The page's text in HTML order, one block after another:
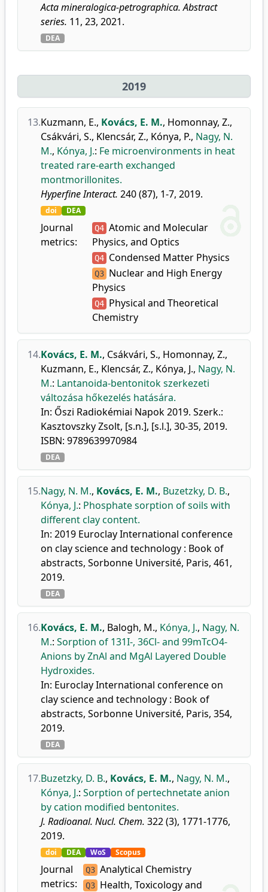
Acta mineralogica-petrographica. Abstract
series. 11, 23, 2021.
DEA
2019
13.Kuzmann, E., Kovács, E. M., Homonnay, Z.,
Csákvári, S., Klencsár, Z., Kónya, P., Nagy, N.
M., Kónya, J.: Fe microenvironments in heat
treated rare-earth exchanged
montmorillonites.
Hyperfine Interact. 240 (87), 1-7, 2019.
doi DEA
Journal
metrics:
Q4 Atomic and Molecular
Physics, and Optics
Q4 Condensed Matter Physics
Q3 Nuclear and High Energy
Physics
Q4 Physical and Theoretical
Chemistry
14.Kovács, E. M., Csákvári, S., Homonnay, Z.,
Kuzmann, E., Klencsár, Z., Kónya, J., Nagy, N.
M.: Lantanoida-bentonitok szerkezeti
változása hőkezelés hatására.
In: Őszi Radiokémiai Napok 2019. Szerk.:
Kasztovszky Zsolt, [s.n.], [s.l.], 30-35, 2019.
ISBN: 9789639970984
DEA
15.Nagy, N. M., Kovács, E. M., Buzetzky, D. B.,
Kónya, J.: Phosphate sorption of soils with
different clay content.
In: 2019 Euroclay International conference
on clay science and technology : Book of
abstracts, Sorbonne Université, Paris, 461,
2019.
DEA
16.Kovács, E. M., Balogh, M., Kónya, J., Nagy, N.
M.: Sorption of 131I-, 36Cl- and 99mTcO4-
Anions by ZnAl and MgAl Layered Double
Hydroxides.
In: Euroclay International conference on
clay science and technology : Book of
abstracts, Sorbonne Université, Paris, 354,
2019.
DEA
17.Buzetzky, D. B., Kovács, E. M., Nagy, N. M.,
Kónya, J.: Sorption of pertechnetate anion
by cation modified bentonites.
J. Radioanal. Nucl. Chem. 322 (3), 1771-1776,
2019.
doi DEA WoS Scopus
Journal
metrics:
Q3 Analytical Chemistry
Q3 Health, Toxicology and